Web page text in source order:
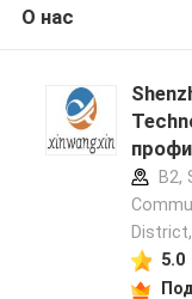
О нас
B2,
5.0